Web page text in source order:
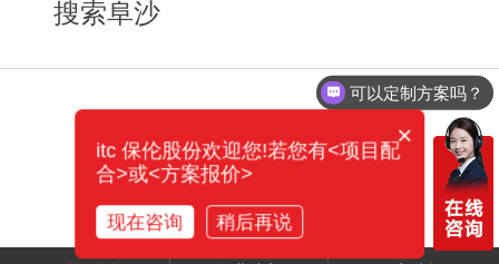
搜索阜沙
可以定制方案吗？
×
itc 保伦股份欢迎您!若您有<项目配
合>或<方案报价>
现在咨询 稍后再说